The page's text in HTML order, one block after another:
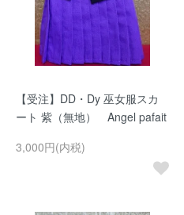
【受注】DD・Dy 巫女服スカ
ート 紫（無地） Angel pafait
3,000円(内税)